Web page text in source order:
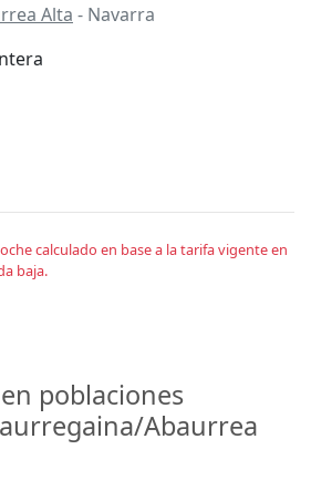
Alta - Navarra
calculado en base a la tarifa vigente en
baja.
poblaciones
Abaurrea